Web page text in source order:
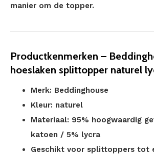
manier om de topper.
Productkenmerken –
hoeslaken splittopper naturel
Merk: Beddinghouse
Kleur: naturel
Materiaal: 95% hoogwaardig
katoen / 5% lycra
Geschikt voor splittoppers tot